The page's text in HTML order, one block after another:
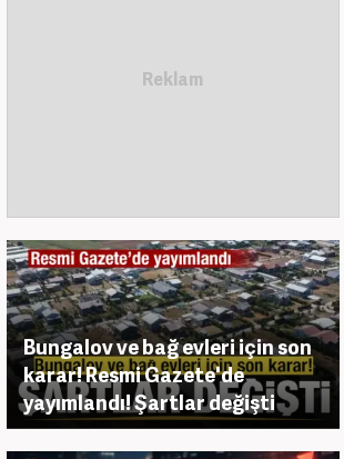
Bungalov ve bağ evleri için son
karar! Resmi Gazete'de
yayımlandı! Şartlar değişti